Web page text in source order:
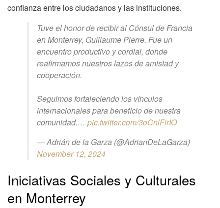
confianza entre los ciudadanos y las instituciones.
Tuve el honor de recibir al Cónsul de Francia
en Monterrey, Guillaume Pierre. Fue un
encuentro productivo y cordial, donde
reafirmamos nuestros lazos de amistad y
cooperación.
Seguimos fortaleciendo los vínculos
internacionales para beneficio de nuestra
comunidad.… pic.twitter.com/3oCnlFirIO
— Adrián de la Garza (@AdrianDeLaGarza)
November 12, 2024
Iniciativas Sociales y Culturales
en Monterrey